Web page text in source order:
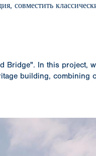
совместить
Bridge". In this project,
building, combining